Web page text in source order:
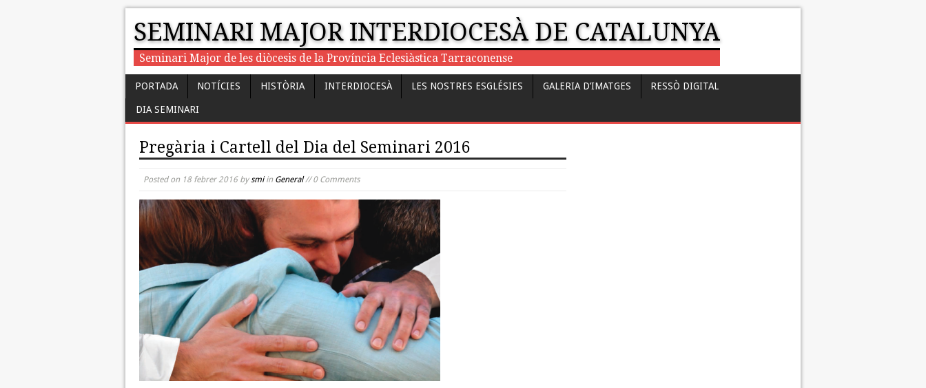
SEMINARI MAJOR INTERDIOCESÀ DE CATALUNYA
Seminari Major de les diòcesis de la Província Eclesiàstica Tarraconense
PORTADA NOTÍCIES HISTÒRIA INTERDIOCESÀ LES NOSTRES ESGLÉSIES GALERIA D’IMATGES RESSÒ DIGITAL
DIA SEMINARI
Pregària i Cartell del Dia del Seminari 2016
Posted on 18 febrer 2016bysmiin General// 0 Comments